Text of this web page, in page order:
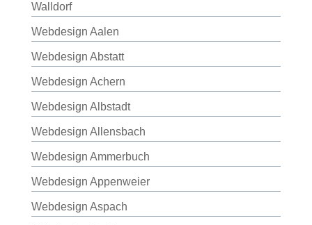
Walldorf
Webdesign Aalen
Webdesign Abstatt
Webdesign Achern
Webdesign Albstadt
Webdesign Allensbach
Webdesign Ammerbuch
Webdesign Appenweier
Webdesign Aspach